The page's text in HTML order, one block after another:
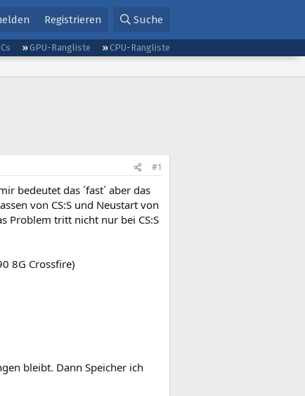
Registrieren Suche
GPU-Rangliste
CPU-Rangliste
#1
bedeutet das ´fast´ aber das
von CS:S und Neustart von
Problem tritt nicht nur bei CS:S
8G Crossfire)
bleibt. Dann Speicher ich